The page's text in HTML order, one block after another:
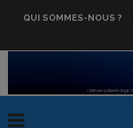
QUI SOMMES-NOUS ?